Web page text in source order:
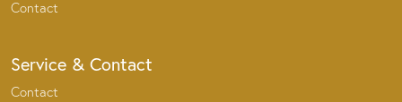
Contact
Service & Contact
Contact